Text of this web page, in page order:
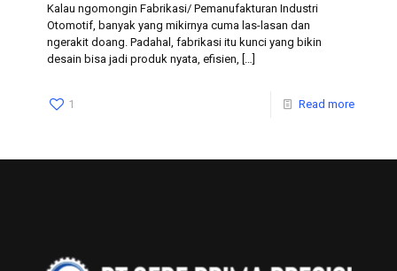
Kalau ngomongin Fabrikasi/ Pemanufakturan Industri
Otomotif, banyak yang mikirnya cuma las-lasan dan
ngerakit doang. Padahal, fabrikasi itu kunci yang bikin
desain bisa jadi produk nyata, efisien, […]
1 Read more